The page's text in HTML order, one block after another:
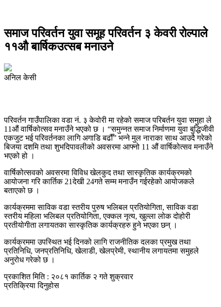
समाज परिवर्तन युवा समूह परिवर्तन ३ केवरी रोल्पाले
११औ बार्षिकउत्सब मनाउने
अनिल केसी
परिवर्तन गाउँपालिका वडा नं. ३ केवोरी मा रहेको समाज परिबर्तन युवा समुहा ले
11औं वार्षिकोत्सव मनाउँने भएको छ । “समुन्नत समाज निर्माणमा युवा बुद्धिजीवी
एकजुट भई परिवर्तनका लागि अगाडि बढौँ” भन्ने मुल नाराका साथ आउदै गरेको
बिजया दशमि तथा शुभदिपावलीको अवसरमा आफ्नो 11 औं वार्षिकोत्सव मनाउँने
भएको हो ।
वार्षिकोत्सवको अवसरमा विविध खेलकुद तथा सास्कृतिक कार्यक्रमको
आयोजना गरि कार्तिक 21देखी 24गते सम्म मनाउँन गईरहेको आयोजकले
बताएको छ ।
कार्यक्रममा साविक वडा स्तरीय पुरुष भलिबल प्रतियोगिता, साविक वडा
स्तरीय महिला भलिबल प्रतियोगिता, एक्कल नृत्य, खुल्ला लोक दोहोरी
प्रतीयोगीता लगायतका सास्कृतिक कार्यक्रहरु हुने भएका छन् ।
कार्यक्रममा उपस्थित भई दिनको लागि राजनीतिक दलका प्रमुख तथा
प्रतिनिधि, जनप्रतिनिधि, खेलाडी, खेलप्रेमी, स्थानीय लगायतमा समुहले
अनुरोध गरेको छ ।
प्रकाशित मिति : २०८१ कार्तिक २ गते शुक्रवार
प्रतिक्रिया दिनुहोस